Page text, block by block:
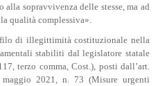
sopravvivenza delle stesse, ma ad
qualità complessiva».
di illegittimità costituzionale nella
stabiliti dal legislatore statale
terzo comma, Cost.), posti dall’art.
2021, n. 73 (Misure urgenti